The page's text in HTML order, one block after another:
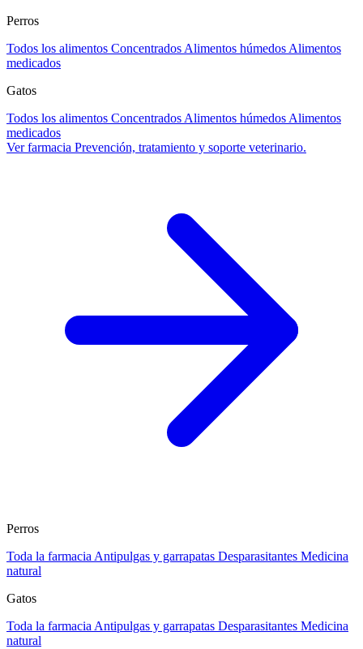
Perros
Todos los alimentos Concentrados Alimentos húmedos Alimentos
medicados
Gatos
Todos los alimentos Concentrados Alimentos húmedos Alimentos
medicados
Ver farmacia Prevención, tratamiento y soporte veterinario.
Perros
Toda la farmacia Antipulgas y garrapatas Desparasitantes Medicina
natural
Gatos
Toda la farmacia Antipulgas y garrapatas Desparasitantes Medicina
natural